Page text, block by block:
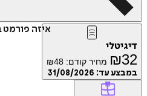
איזה פורמט
דיגיטלי
₪32 מחיר קודם: ₪48
במבצע עד: 31/08/2026